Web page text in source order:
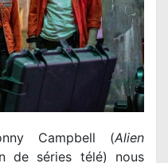
Campbell (Alien
de séries télé) nous